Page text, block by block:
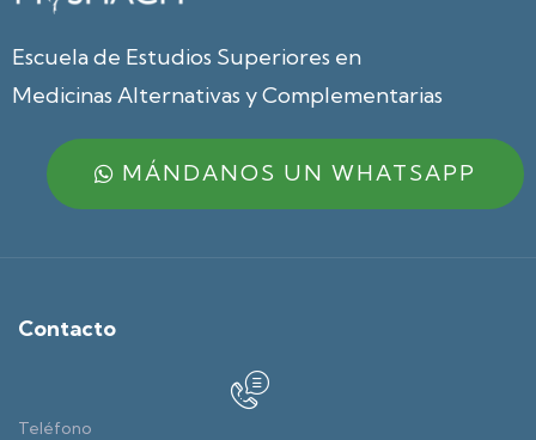
Escuela de Estudios Superiores en
Medicinas Alternativas y Complementarias
MÁNDANOS UN WHATSAPP
Contacto
Teléfono